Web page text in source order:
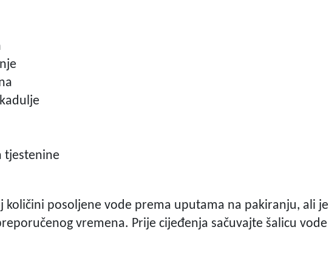
tjestenine
količini posoljene vode prema uputama na pakiranju, ali je
vremena. Prije cijeđenja sačuvajte šalicu vode